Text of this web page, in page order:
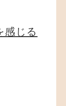
感じる